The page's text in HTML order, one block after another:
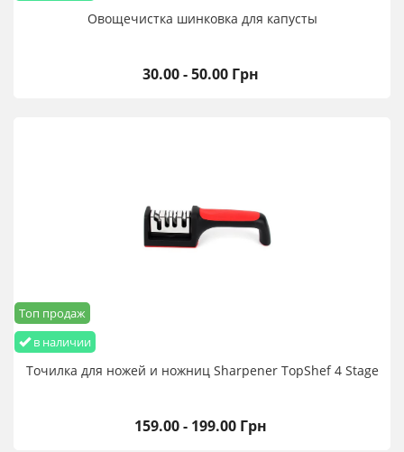
Овощечистка шинковка для капусты
30.00 - 50.00 Грн
в наличии
Топ продаж
Точилка для ножей и ножниц Sharpener TopShef 4 Stage
159.00 - 199.00 Грн